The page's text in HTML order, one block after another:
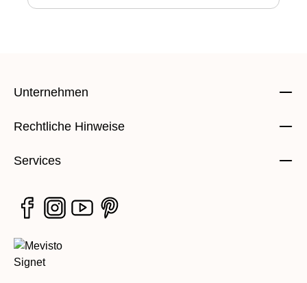
Unternehmen
Rechtliche Hinweise
Services